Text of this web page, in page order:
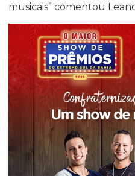
musicais” comentou